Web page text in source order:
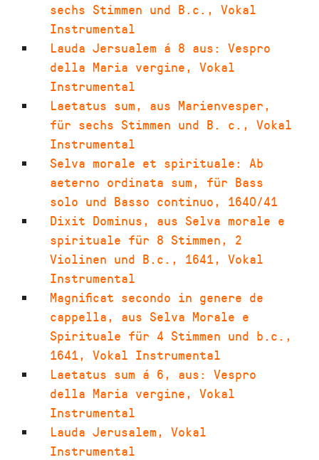
sechs Stimmen und B.c. , Vokal
Instrumental
Lauda Jersualem á 8 aus: Vespro
della Maria vergine, Vokal
Instrumental
Laetatus sum, aus Marienvesper,
für sechs Stimmen und B. c. , Vokal
Instrumental
Selva morale et spirituale: Ab
aeterno ordinata sum, für Bass
solo und Basso continuo, 1640/41
Dixit Dominus, aus Selva morale e
spirituale für 8 Stimmen, 2
Violinen und B.c. , 1641, Vokal
Instrumental
Magnificat secondo in genere de
cappella, aus Selva Morale e
Spirituale für 4 Stimmen und b.c. ,
1641, Vokal Instrumental
Laetatus sum á 6, aus: Vespro
della Maria vergine, Vokal
Instrumental
Lauda Jerusalem, Vokal
Instrumental